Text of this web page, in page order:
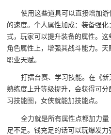
使用这些道具可以直接增加
的速度。个人属性加成：装备强
式，玩家可以提升装备的属性。
角色属性上，增强其战斗能力。
职业天赋。
打擂台赛、学习技能。在《新
熟练度上升等级提升，会获得可
习技能图，女侠就能加技能点。
全力就是所有属性点都加力
足不足。钱充足的话可以玩爆发力